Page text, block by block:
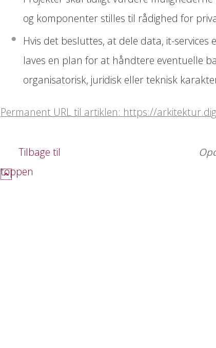
og komponenter stilles til rådighed for
Hvis det besluttes, at dele data, it-
laves en plan for at håndtere eventuelle
organisatorisk, juridisk eller teknisk
Permanent URL til artiklen: https://
Tilbage til
toppen